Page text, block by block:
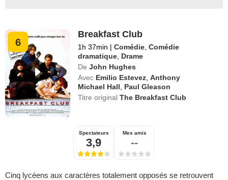
6
Breakfast Club
1h 37min | Comédie ,Comédie
dramatique Drame
De John Hughes
Avec Emilio Estevez ,Anthony
Michael Hall
Paul Gleason
Titre originalThe Breakfast Club
Spectateurs
3,9
Mes amis
--
Cinq lycéens aux caractères totalement opposés se retrouvent